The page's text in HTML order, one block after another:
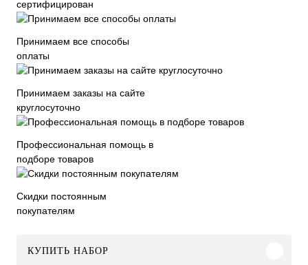
сертифицирован
Принимаем все способы
оплаты
Принимаем заказы на сайте
круглосуточно
Профессиональная помощь в
подборе товаров
Скидки постоянным
покупателям
КУПИТЬ НАБОР